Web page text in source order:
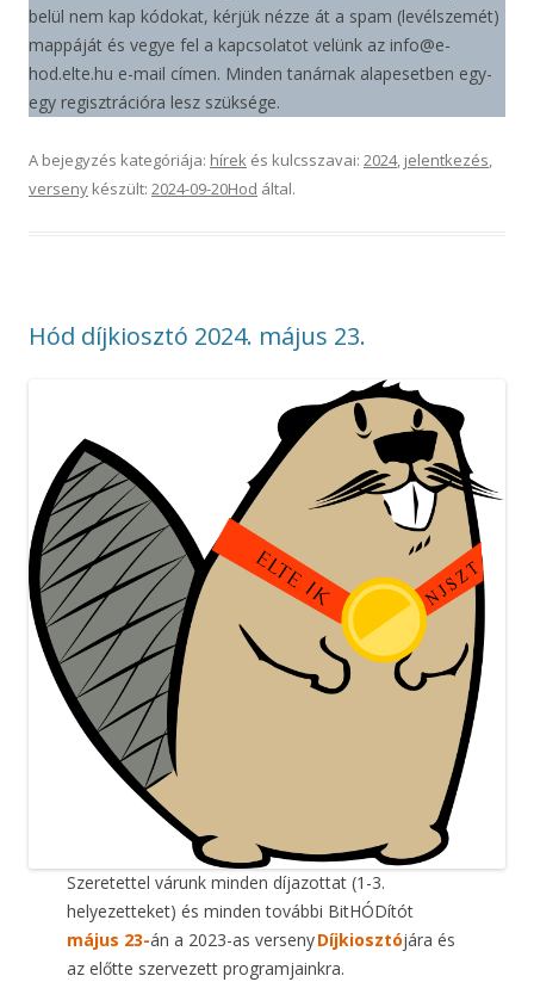
belül nem kap kódokat, kérjük nézze át a spam (levélszemét)
mappáját és vegye fel a kapcsolatot velünk az info@e-
hod.elte.hu e-mail címen. Minden tanárnak alapesetben egy-
egy regisztrációra lesz szüksége.
A bejegyzés kategóriája: hírek és kulcsszavai: 2024, jelentkezés,
verseny készült: 2024-09-20Hod által.
Hód díjkiosztó 2024. május 23.
Szeretettel várunk minden díjazottat (1-3.
helyezetteket) és minden további BitHÓDítót
május 23-án a 2023-as versenyDíjkiosztójára és
az előtte szervezett programjainkra.